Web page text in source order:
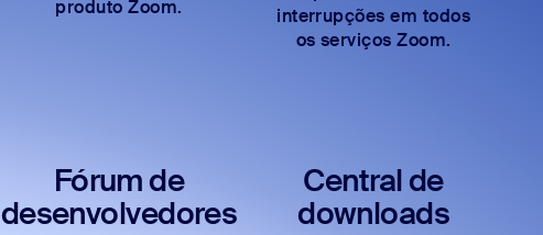
produto Zoom.
interrupções em todos
os serviços Zoom.
Fórum de
desenvolvedores
Central de
downloads